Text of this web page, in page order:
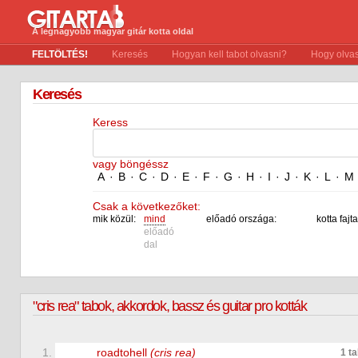
A legnagyobb magyar gitár kotta oldal
FELTÖLTÉS! Keresés Hogyan kell tabot olvasni? Hogy
Keresés
Keress
vagy böngéssz
A · B · C · D · E · F · G · H · I · J · K · L · M
Csak a következőket:
mik közül:
mind
előadó
dal
előadó országa: kotta
"cris rea" tabok, akkordok, bassz és guitar pro kották
1. roadtohell (cris rea) 1